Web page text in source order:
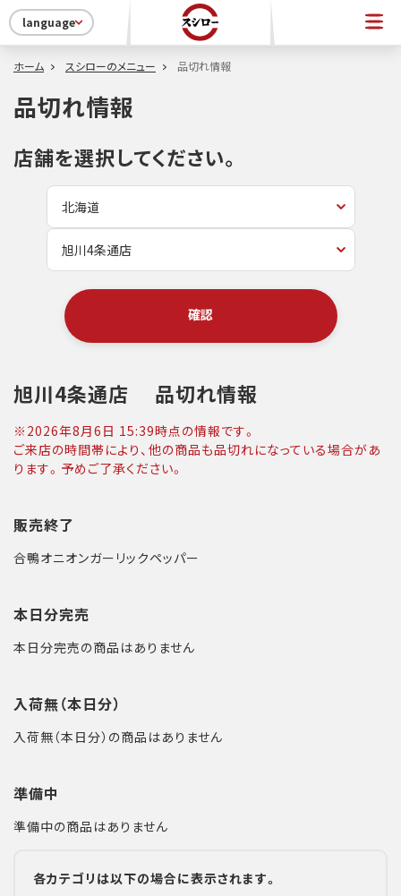
language
ホーム スシローのメニュー 品切れ情報
品切れ情報
店舗を選択してください。
確認
旭川4条通店 品切れ情報
※ 2026年8月6日 15:39時点の情報です。
ご来店の時間帯により、他の商品も品切れになっている場合があ
ります。予めご了承ください。
販売終了
合鴨オニオンガーリックペッパー
本日分完売
本日分完売の商品はありません
入荷無（本日分）
入荷無（本日分）の商品はありません
準備中
準備中の商品はありません
各カテゴリは以下の場合に表示されます。